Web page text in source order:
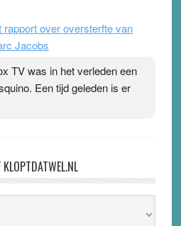
rapport over oversterfte van
Jacobs
TV was in het verleden een
Een tijd geleden is er
KLOPTDATWEL.NL